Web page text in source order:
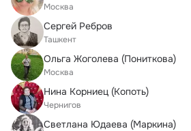
Москва
Сергей Ребров
Ташкент
Ольга Жоголева (Пониткова)
Москва
Нина Корниец (Копоть)
Чернигов
Светлана Юдаева (Маркина)